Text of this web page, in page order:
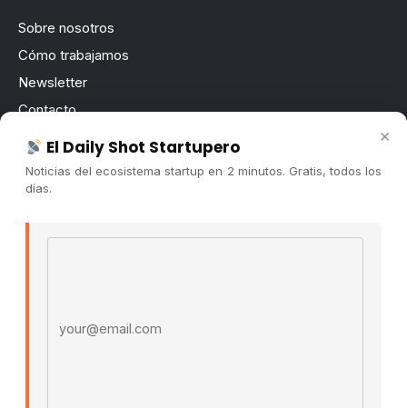
Sobre nosotros
Cómo trabajamos
Newsletter
Contacto
Publicidad
Convocatorias
×
El Daily Shot Startupero
Noticias del ecosistema startup en 2 minutos. Gratis, todos los
días.